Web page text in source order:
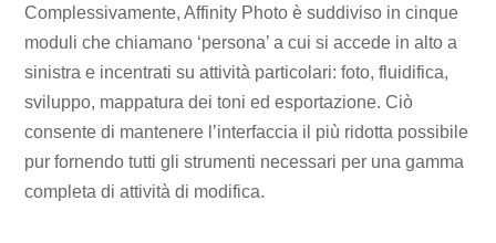
Complessivamente, Affinity Photo è suddiviso in cinque
moduli che chiamano ‘persona’ a cui si accede in alto a
sinistra e incentrati su attività particolari: foto, fluidifica,
sviluppo, mappatura dei toni ed esportazione. Ciò
consente di mantenere l’interfaccia il più ridotta possibile
pur fornendo tutti gli strumenti necessari per una gamma
completa di attività di modifica.